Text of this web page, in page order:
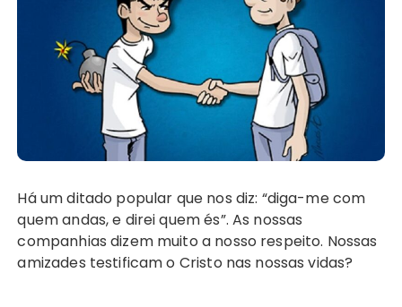
Há um ditado popular que nos diz: “diga-me com
quem andas, e direi quem és”. As nossas
companhias dizem muito a nosso respeito. Nossas
amizades testificam o Cristo nas nossas vidas?